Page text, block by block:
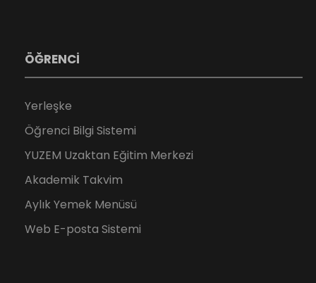
ÖĞRENCİ
Yerleşke
Öğrenci Bilgi Sistemi
YUZEM Uzaktan Eğitim Merkezi
Akademik Takvim
Aylık Yemek Menüsü
Web E-posta Sistemi